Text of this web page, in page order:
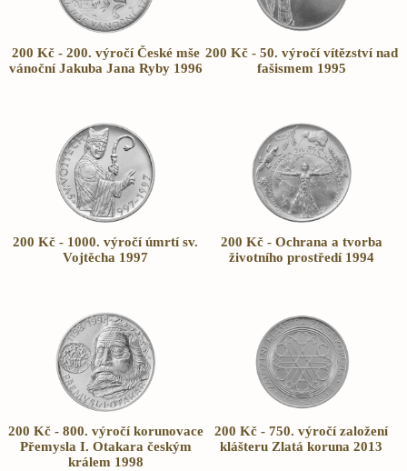
200 Kč - 200. výročí České mše
vánoční Jakuba Jana Ryby 1996
200 Kč - 50. výročí vítězství nad
fašismem 1995
200 Kč - 1000. výročí úmrtí sv.
Vojtěcha 1997
200 Kč - Ochrana a tvorba
životního prostředí 1994
200 Kč - 800. výročí korunovace
Přemysla I. Otakara českým
králem 1998
200 Kč - 750. výročí založení
klášteru Zlatá koruna 2013